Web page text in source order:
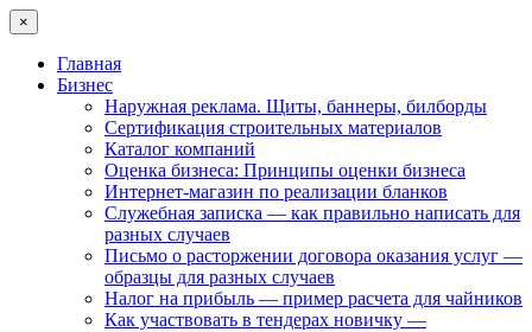
×
Главная
Бизнес
Наружная реклама. Щиты, баннеры, билборды
Сертификация строительных материалов
Каталог компаний
Оценка бизнеса: Принципы оценки бизнеса
Интернет-магазин по реализации бланков
Служебная записка — как правильно написать для
разных случаев
Письмо о расторжении договора оказания услуг —
образцы для разных случаев
Налог на прибыль — пример расчета для чайников
Как участвовать в тендерах новичку —